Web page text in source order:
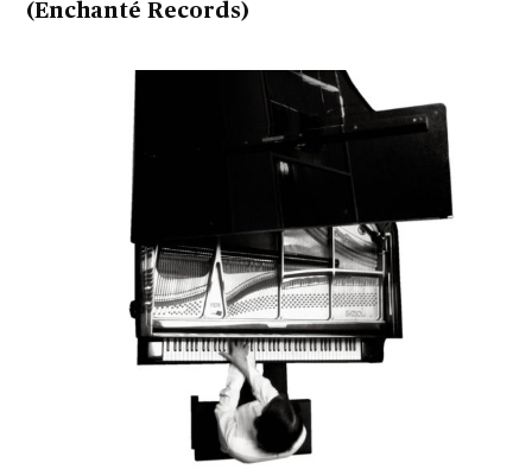
(Enchanté Records)